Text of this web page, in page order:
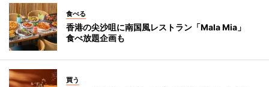
食べる
香港の尖沙咀に南国風レストラン「Mala Mia」
食べ放題企画も
買う